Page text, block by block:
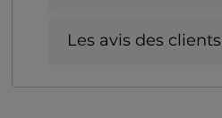
Les avis des clients